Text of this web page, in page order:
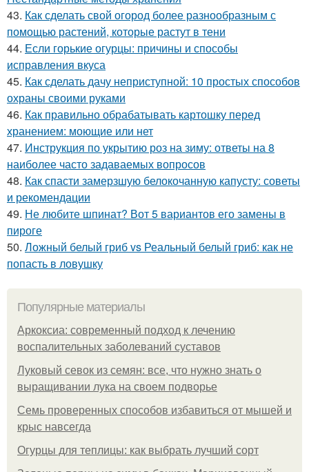
43. Как сделать свой огород более разнообразным с
помощью растений, которые растут в тени
44. Если горькие огурцы: причины и способы
исправления вкуса
45. Как сделать дачу неприступной: 10 простых способов
охраны своими руками
46. Как правильно обрабатывать картошку перед
хранением: моющие или нет
47. Инструкция по укрытию роз на зиму: ответы на 8
наиболее часто задаваемых вопросов
48. Как спасти замерзшую белокочанную капусту: советы
и рекомендации
49. Не любите шпинат? Вот 5 вариантов его замены в
пироге
50. Ложный белый гриб vs Реальный белый гриб: как не
попасть в ловушку
Популярные материалы
Аркоксиа: современный подход к лечению
воспалительных заболеваний суставов
Луковый севок из семян: все, что нужно знать о
выращивании лука на своем подворье
Семь проверенных способов избавиться от мышей и
крыс навсегда
Огурцы для теплицы: как выбрать лучший сорт